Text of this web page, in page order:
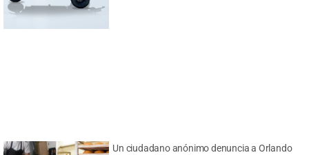
Un ciudadano anónimo denuncia a Orlando